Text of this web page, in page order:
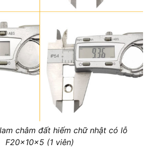
châm đất hiếm chữ nhật có lỗ
F20x10x5 (1 viên)